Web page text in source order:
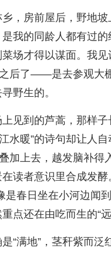
，房前屋后，野地
我的同龄人都有过
场才得以谋面。我
后了——是去参观大
野生的。
见到的芦蒿，那样
水暖”的诗句却让人
加上去，越发脑补
读者意识里合成发
是春日坐在小河边闻
点还在由吃而生的“远
“满地”，茎秆紫而